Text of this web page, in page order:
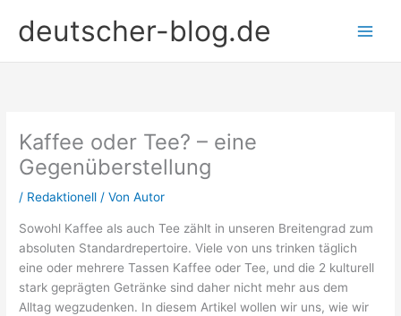
Inhaltdeutscher-blog.de
Kaffee oder Tee? – eine
Gegenüberstellung
/ Redaktionell / VonAutor
Sowohl Kaffee als auch Tee zählt in unseren Breitengrad zum
absoluten Standardrepertoire. Viele von uns trinken täglich
eine oder mehrere Tassen Kaffee oder Tee, und die 2 kulturell
stark geprägten Getränke sind daher nicht mehr aus dem
Alltag wegzudenken. In diesem Artikel wollen wir uns, wie wir